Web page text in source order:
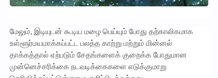
மேலும், இடியுடன் கூடிய மழை பெய்யும் போது தற்காலிகமாக
உள்ளூர்மயமாக்கப்பட்ட பலத்த காற்று மற்றும் மின்னல்
தாக்கத்தால் ஏற்படும் சேதங்களைக் குறைக்க போதுமான
முன்னெச்சரிக்கை நடவடிக்கைகளை எடுக்குமாறு